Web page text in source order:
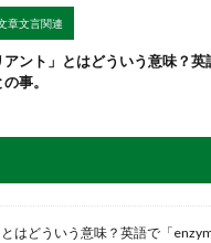
章文言関連
アント」とはどういう意味？
事。
とはどういう意味？英語で「